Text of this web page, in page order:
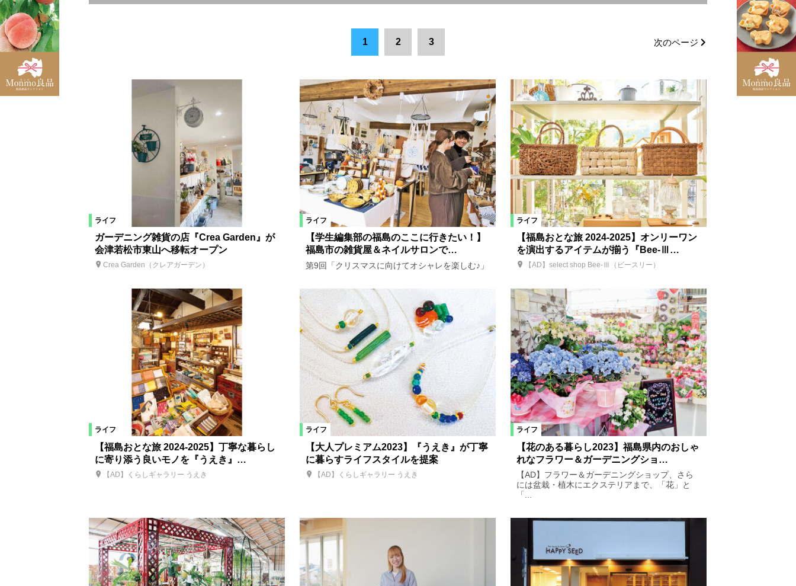
宮城県 新地町 三島町 西会津町 川俣町 会津美里町 飯舘村
大熊町 富岡町 楢葉町 広野町 国見町 白河市 県南エリア 湯川村 大玉村
昭和村 南会津町 東京都 矢祭町 小野町 白石市 山形県 米沢市 仙台市 中島村 塙町
ファッション ビューティ リラクゼーション ヘアサロン・ネイルサロン 買い物 雑貨 ショップ 住宅 病院
車 生活 その他 スクール 特産品 レシピ
絞り込む
1 2 3 次のページ
ライフ
ガーデニング雑貨の店『Crea Garden』が
会津若松市東山へ移転オープン
Crea Garden（クレアガーデン）
ライフ
【学生編集部の福島のここに行きたい！】
福島市の雑貨屋＆ネイルサロンで…
第9回「クリスマスに向けてオシャレを楽しむ♪」
ライフ
【福島おとな旅 2024-2025】オンリーワン
を演出するアイテムが揃う『Bee-Ⅲ…
【AD】select shop Bee-Ⅲ（ビースリー）
ライフ
【福島おとな旅 2024-2025】丁寧な暮らし
に寄り添う良いモノを『うえき』…
【AD】くらしギャラリー うえき
ライフ
【大人プレミアム2023】『うえき』が丁寧
に暮らすライフスタイルを提案
【AD】くらしギャラリー うえき
ライフ
【花のある暮らし2023】福島県内のおしゃ
れなフラワー＆ガーデニングショ…
【AD】フラワー＆ガーデニングショップ、さら
には盆栽・植木にエクステリアまで、「花」と
「...